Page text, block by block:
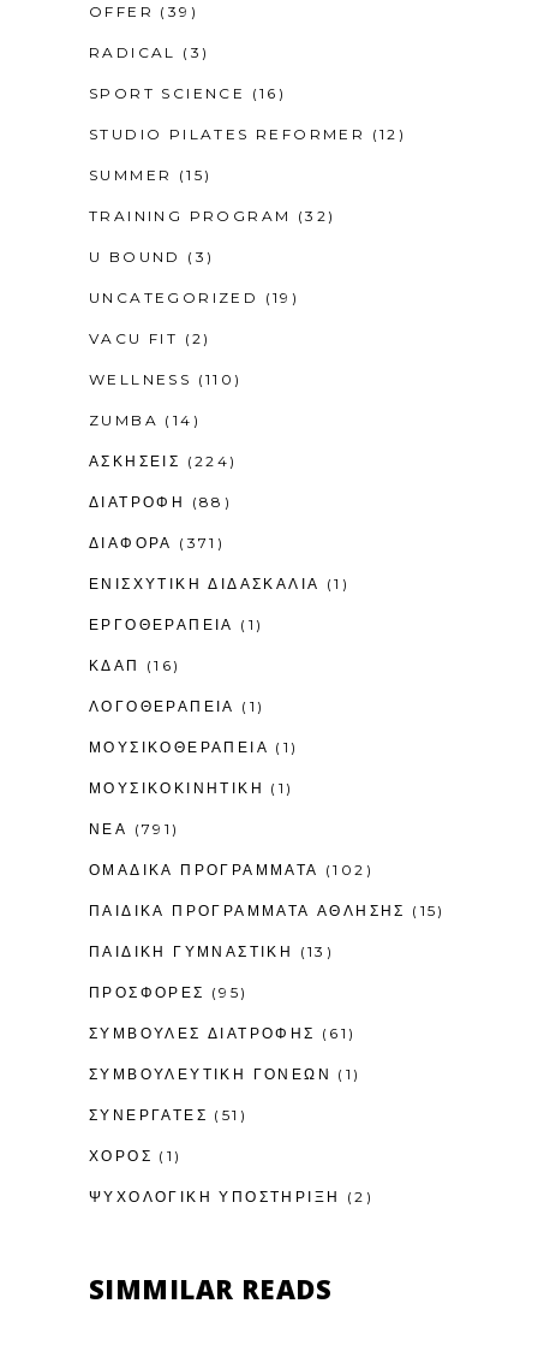
OFFER (39)
RADICAL (3)
SPORT SCIENCE (16)
STUDIO PILATES REFORMER (12)
SUMMER (15)
TRAINING PROGRAM (32)
U BOUND (3)
UNCATEGORIZED (19)
VACU FIT (2)
WELLNESS (110)
ZUMBA (14)
ΑΣΚΗΣΕΙΣ (224)
ΔΙΑΤΡΟΦΗ (88)
ΔΙΑΦΟΡΑ (371)
ΕΝΙΣΧΥΤΙΚΉ ΔΙΔΑΣΚΑΛΊΑ (1)
ΕΡΓΟΘΕΡΑΠΕΊΑ (1)
ΚΔΑΠ (16)
ΛΟΓΟΘΕΡΑΠΕΊΑ (1)
ΜΟΥΣΙΚΟΘΕΡΑΠΕΊΑ (1)
ΜΟΥΣΙΚΟΚΙΝΗΤΙΚΉ (1)
ΝΕΑ (791)
ΟΜΑΔΙΚΑ ΠΡΟΓΡΑΜΜΑΤΑ (102)
ΠΑΙΔΙΚΆ ΠΡΟΓΡΆΜΜΑΤΑ ΆΘΛΗΣΗΣ (15)
ΠΑΙΔΙΚΉ ΓΥΜΝΑΣΤΙΚΉ (13)
ΠΡΟΣΦΟΡΕΣ (95)
ΣΥΜΒΟΥΛΕΣ ΔΙΑΤΡΟΦΗΣ (61)
ΣΥΜΒΟΥΛΕΥΤΙΚΉ ΓΟΝΈΩΝ (1)
ΣΥΝΕΡΓΑΤΕΣ (51)
ΧΟΡΟΣ (1)
ΨΥΧΟΛΟΓΙΚΉ ΥΠΟΣΤΉΡΙΞΗ (2)
SIMMILAR READS